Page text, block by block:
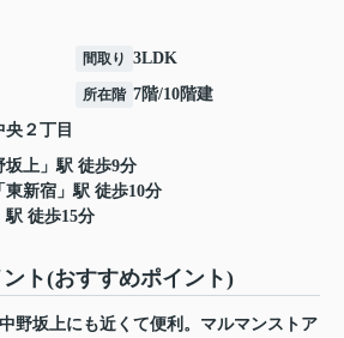
間取り 3LDK
所在階 7階/10階建
央 ２丁目
坂上 」駅 徒歩9分
東新宿 」駅 徒歩10分
駅 徒歩15分
ト(おすすめポイント)
野坂上にも近くて便利。マルマンストア